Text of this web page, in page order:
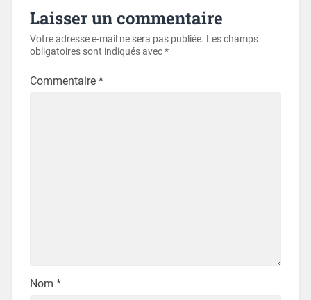
Laisser un commentaire
Votre adresse e-mail ne sera pas publiée. Les champs
obligatoires sont indiqués avec*
Commentaire *
Nom *